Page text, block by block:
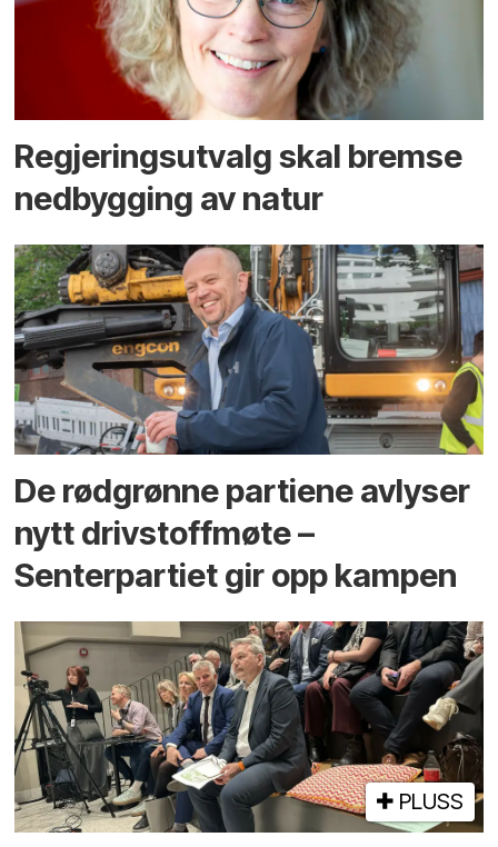
Regjerings­utvalg skal bremse
ned­bygging av natur
De rødgrønne partiene avlyser
nytt drivstoffmøte –
Senterpartiet gir opp kampen
PLUSS